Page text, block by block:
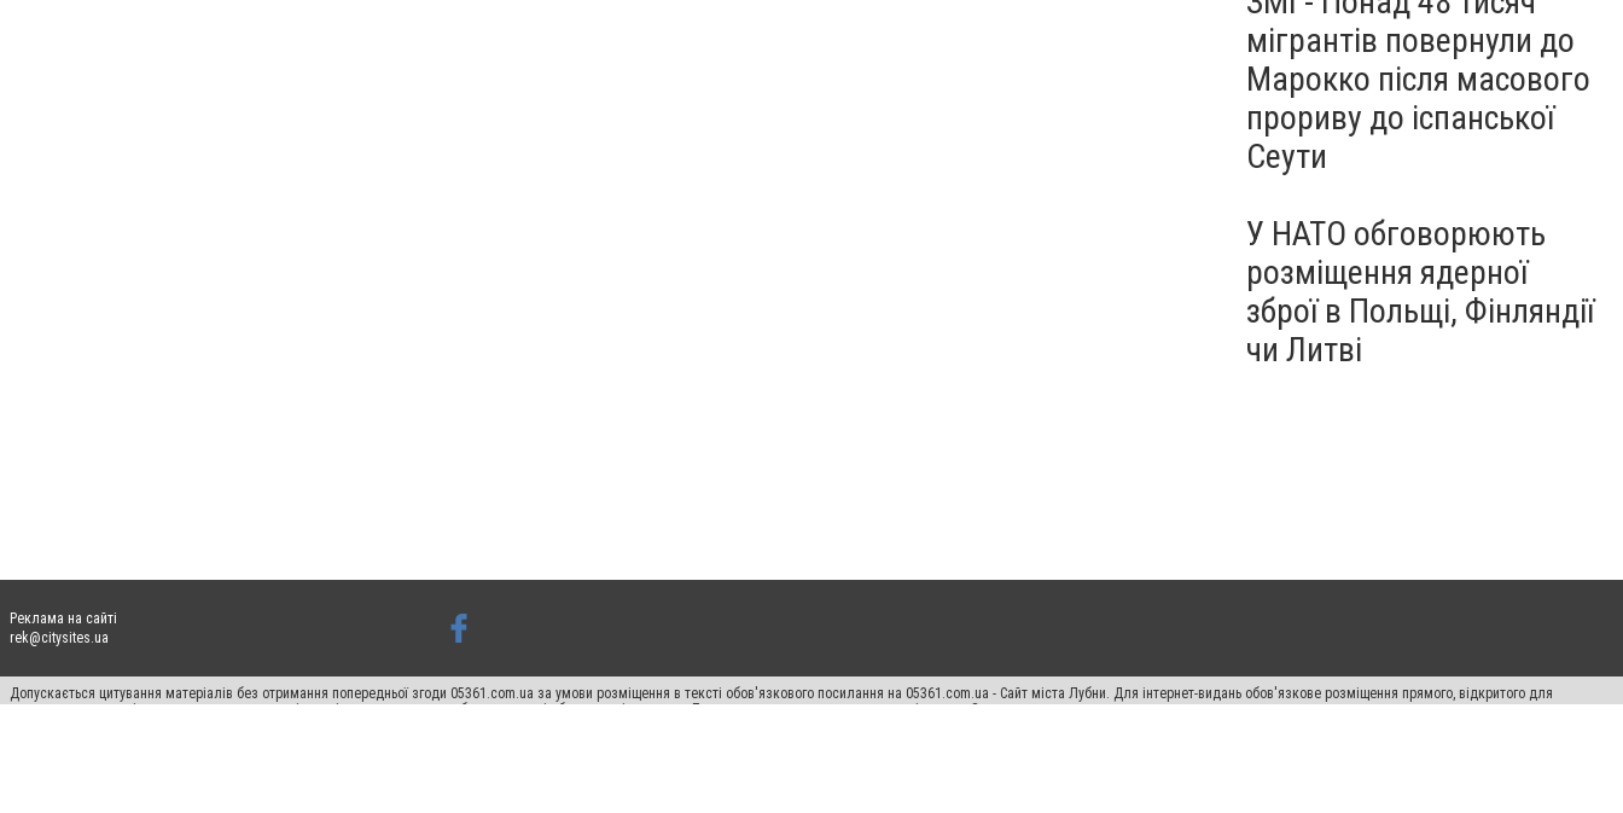
мігрантів повернули до
Марокко після масового
прориву до іспанської
Сеути
У НАТО обговорюють
розміщення ядерної
зброї в Польщі, Фінляндії
чи Литві
Реклама на сайті
rek@citysites.ua
Допускається цитування матеріалів без отримання попередньої згоди 05361.com.ua за умови розміщення в тексті обов'язкового посилання на 05361.com.ua - Сайт міста Лубни. Для інтернет-видань обов'язкове розміщення прямого, відкритого для
пошукових систем гіперпосилання на цитовані статті не нижче другого абзацу в тексті або в якості джерела. Порушення виняткових прав переслідується Законом.